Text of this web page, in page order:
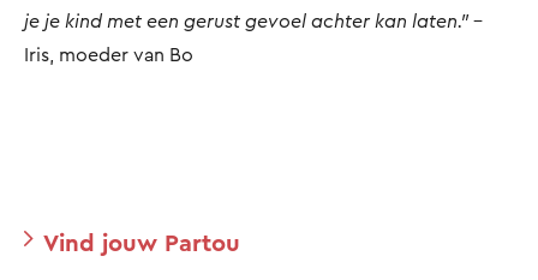
je je kind met een gerust gevoel achter kan laten."-
Iris, moeder van Bo
Vind jouw Partou